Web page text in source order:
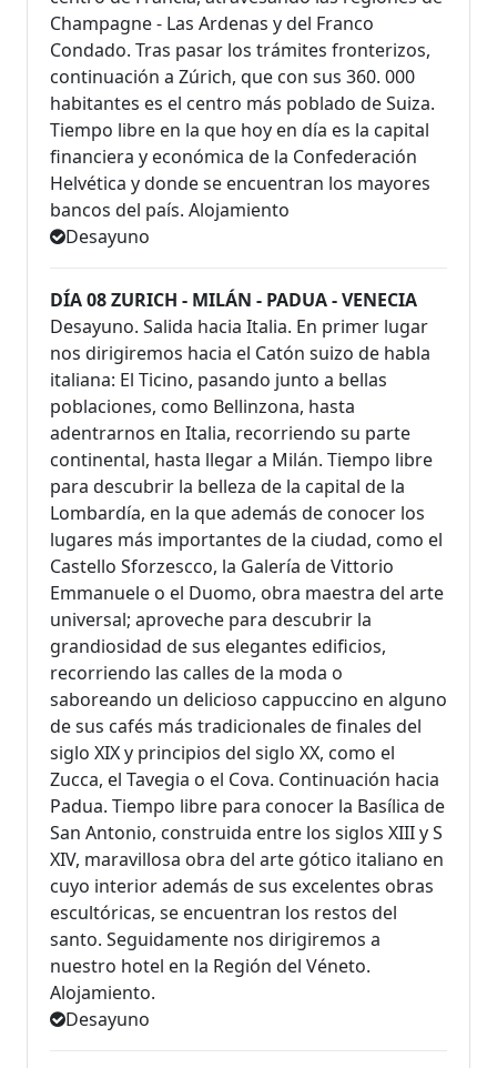
Champagne - Las Ardenas y del Franco
Condado. Tras pasar los trámites fronterizos,
continuación a Zúrich, que con sus 360. 000
habitantes es el centro más poblado de Suiza.
Tiempo libre en la que hoy en día es la capital
financiera y económica de la Confederación
Helvética y donde se encuentran los mayores
bancos del país. Alojamiento
Desayuno
DÍA 08 ZURICH - MILÁN - PADUA - VENECIA
Desayuno. Salida hacia Italia. En primer lugar
nos dirigiremos hacia el Catón suizo de habla
italiana: El Ticino, pasando junto a bellas
poblaciones, como Bellinzona, hasta
adentrarnos en Italia, recorriendo su parte
continental, hasta llegar a Milán. Tiempo libre
para descubrir la belleza de la capital de la
Lombardía, en la que además de conocer los
lugares más importantes de la ciudad, como el
Castello Sforzescco, la Galería de Vittorio
Emmanuele o el Duomo, obra maestra del arte
universal; aproveche para descubrir la
grandiosidad de sus elegantes edificios,
recorriendo las calles de la moda o
saboreando un delicioso cappuccino en alguno
de sus cafés más tradicionales de finales del
siglo XIX y principios del siglo XX, como el
Zucca, el Tavegia o el Cova. Continuación hacia
Padua. Tiempo libre para conocer la Basílica de
San Antonio, construida entre los siglos XIII y S
XIV, maravillosa obra del arte gótico italiano en
cuyo interior además de sus excelentes obras
escultóricas, se encuentran los restos del
santo. Seguidamente nos dirigiremos a
nuestro hotel en la Región del Véneto.
Alojamiento.
Desayuno